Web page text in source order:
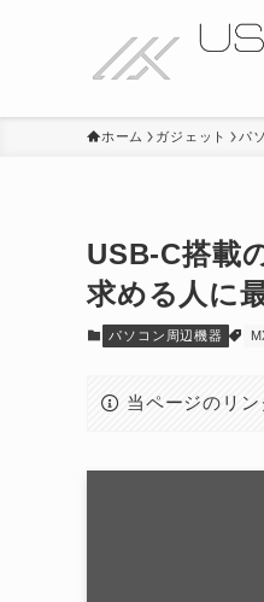
ホーム ガジェット パ
USB-C搭載
求める人に
パソコン周辺機器
当ページのリン